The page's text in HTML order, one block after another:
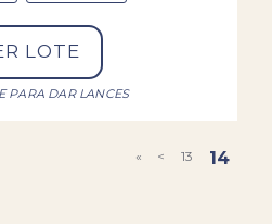
LOTE
PARA DAR LANCES
« < 13 14